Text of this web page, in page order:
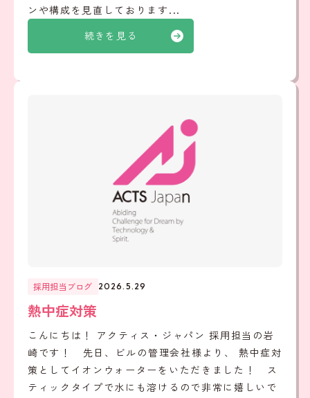
続きを見る
ンや構成を見直しております...
採用担当ブログ 2026.5.29
熱中症対策
こんにちは！ アクティス・ジャパン 採用担当の岩
崎です！ 先日、ビルの管理会社様より、 熱中症対
策としてイオンウォーターをいただきました！ ス
ティックタイプで水にも溶けるので非常に嬉しいで